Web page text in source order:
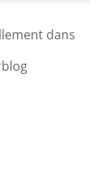
dans